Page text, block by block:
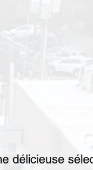
délicieuse